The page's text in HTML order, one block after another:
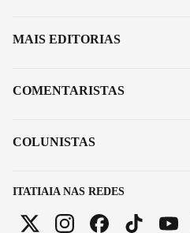
ITATIAIA NAS REDES
MAIS EDITORIAS
COMENTARISTAS
COLUNISTAS